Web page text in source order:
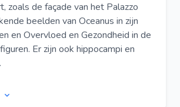
zoals de façade van het Palazzo
beelden van Oceanus in zijn
en Overvloed en Gezondheid in de
Er zijn ook hippocampi en